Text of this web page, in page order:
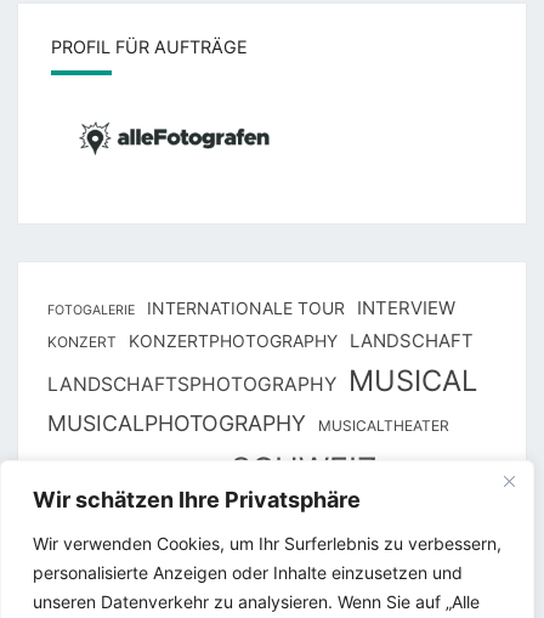
Wir schätzen Ihre Privatsphäre
Wir verwenden Cookies, um Ihr Surferlebnis zu verbessern,
personalisierte Anzeigen oder Inhalte einzusetzen und
unseren Datenverkehr zu analysieren. Wenn Sie auf „Alle
PROFIL FÜR AUFTRÄGE
FOTOGALERIE INTERNATIONALE TOUR INTERVIEW
KONZERT KONZERTPHOTOGRAPHY LANDSCHAFT
LANDSCHAFTSPHOTOGRAPHY MUSICAL
MUSICALPHOTOGRAPHY MUSICALTHEATER
SCHWEIZ
THEATER 11 THEATER ST. GALLEN
THUNER SEESPIELE
WALENSEE-BÜHNE
WALENSTADT ZÜRICH